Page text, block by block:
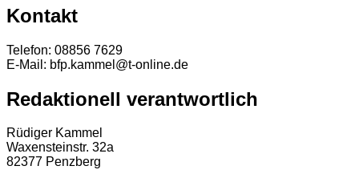
Kontakt
Telefon: 08856 7629
E-Mail: bfp.kammel@t-online.de
Redaktionell verantwortlich
Rüdiger Kammel
Waxensteinstr. 32a
82377 Penzberg